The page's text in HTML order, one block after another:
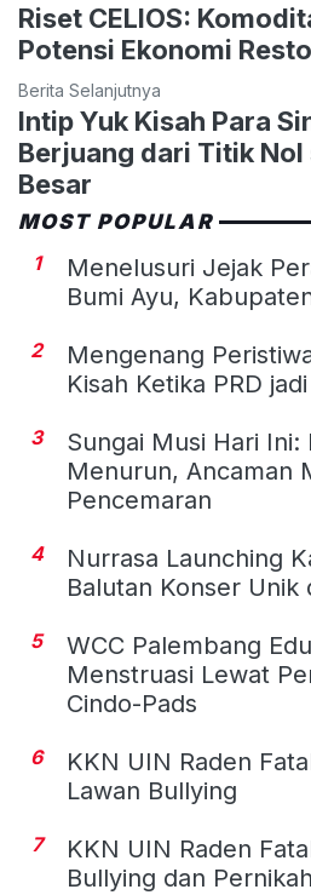
Riset CELIOS:
Potensi Ekonomi
Berita Selanjutnya
Intip Yuk Kisah Para
Berjuang dari Titik Nol
Besar
MOST POPULAR
1
Menelusuri Jejak
Bumi Ayu,
2
Mengenang
Kisah Ketika PRD
3
Sungai Musi Hari Ini:
Menurun, Ancaman
Pencemaran
4
Nurrasa Launching
Balutan Konser Unik
5
WCC Palembang
Menstruasi Lewat
Cindo-Pads
6
KKN UIN Raden
Lawan Bullying
7
KKN UIN Raden
Bullying dan